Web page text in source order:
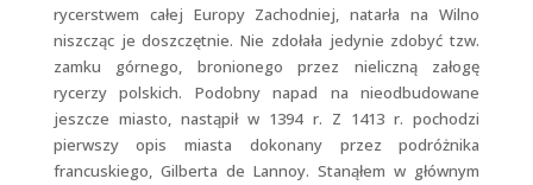
rycerstwem całej Europy Zachodniej, natarła na Wilno
niszcząc je doszczętnie. Nie zdołała jedynie zdobyć tzw.
zamku górnego, bronionego przez nieliczną załogę
rycerzy polskich. Podobny napad na nieodbudowane
jeszcze miasto, nastąpił w 1394 r. Z 1413 r. pochodzi
pierwszy opis miasta dokonany przez podróżnika
francuskiego, Gilberta de Lannoy. Stanąłem w głównym